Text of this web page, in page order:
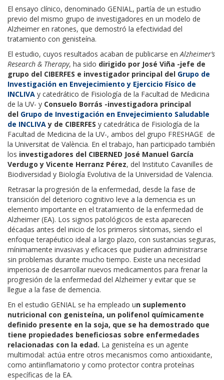
El ensayo clínico, denominado GENIAL, partía de un estudio
previo del mismo grupo de investigadores en un modelo de
Alzheimer en ratones, que demostró la efectividad del
tratamiento con genisteína.
El estudio, cuyos resultados acaban de publicarse enAlzheimer’s
Research & Therapy, ha sido dirigido por José Viña -jefe de
grupo del CIBERFES e investigador principal del Grupo de
Investigación en Envejecimiento y Ejercicio Físico de
INCLIVA y catedrático de Fisiología de la Facultad de Medicina
de la UV- y Consuelo Borrás -investigadora principal
del Grupo de Investigación en Envejecimiento Saludable
de INCLIVAy de CIBERFES y catedrática de Fisiología de la
Facultad de Medicina de la UV-, ambos del grupo FRESHAGE de
la Universitat de València. En el trabajo, han participado también
los investigadores del CIBERNED José Manuel García
Verdugo y Vicente Herranz Pérez, del Instituto Cavanilles de
Biodiversidad y Biología Evolutiva de la Universidad de Valencia.
Retrasar la progresión de la enfermedad, desde la fase de
transición del deterioro cognitivo leve a la demencia es un
elemento importante en el tratamiento de la enfermedad de
Alzheimer (EA). Los signos patológicos de esta aparecen
décadas antes del inicio de los primeros síntomas, siendo el
enfoque terapéutico ideal a largo plazo, con sustancias seguras,
mínimamente invasivas y eficaces que pudieran administrarse
sin problemas durante mucho tiempo. Existe una necesidad
imperiosa de desarrollar nuevos medicamentos para frenar la
progresión de la enfermedad del Alzheimer y evitar que se
llegue a la fase de demencia.
En el estudio GENIAL se ha empleado un suplemento
nutricional con genisteína, un polifenol químicamente
definido presente en la soja, que se ha demostrado que
tiene propiedades beneficiosas sobre enfermedades
relacionadas con la edad. La genisteína es un agente
multimodal: actúa entre otros mecanismos como antioxidante,
como antiinflamatorio y como protector contra proteínas
específicas de la EA.